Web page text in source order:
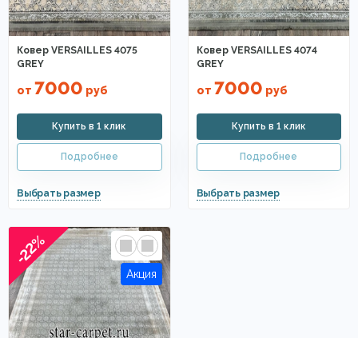
Ковер VERSAILLES 4075
GREY
от 7000 руб
Ковер VERSAILLES 4074
GREY
от 7000 руб
-22%